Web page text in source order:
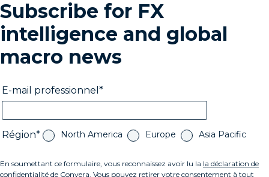
Subscribe for FX
intelligence and global
macro news
E-mail professionnel
Région North America Europe Asia Pacific
En soumettant ce formulaire, vous reconnaissez avoir lu la la déclaration de
confidentialité de Convera. Vous pouvez retirer votre consentement à tout